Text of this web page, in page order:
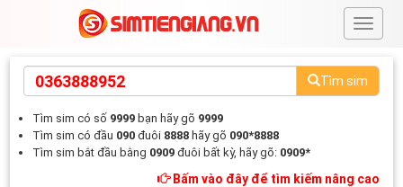
#
Tìm sim
Tìm sim có số 9999 bạn hãy gõ 9999
Tìm sim có đầu 090 đuôi 8888 hãy gõ 090*8888
Tìm sim bắt đầu bằng 0909 đuôi bất kỳ, hãy gõ: 0909*
Bấm vào đây để tìm kiếm nâng cao